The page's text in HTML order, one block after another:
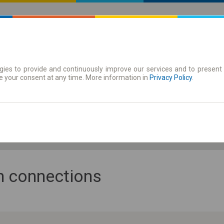
| Tickets Season tickets
connections
to provide and continuously improve our services and to
your consent at any time. More information in Privacy Policy.